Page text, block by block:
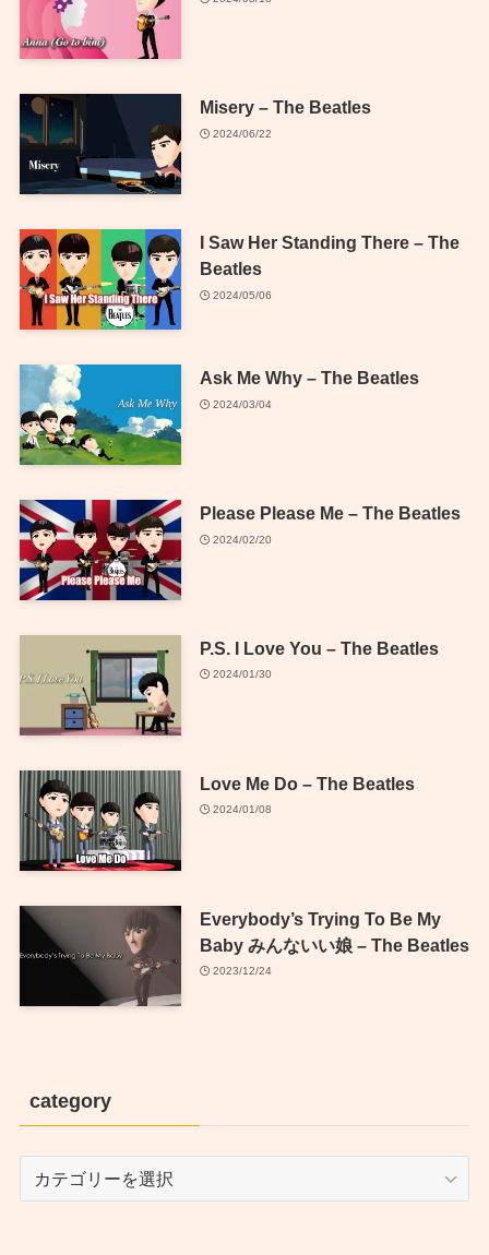
Misery – The Beatles
2024/06/22
I Saw Her Standing There – The
Beatles
2024/05/06
Ask Me Why – The Beatles
2024/03/04
Please Please Me – The Beatles
2024/02/20
P.S. I Love You – The Beatles
2024/01/30
Love Me Do – The Beatles
2024/01/08
Everybody’s Trying To Be My
Baby みんないい娘 – The Beatles
2023/12/24
category
category